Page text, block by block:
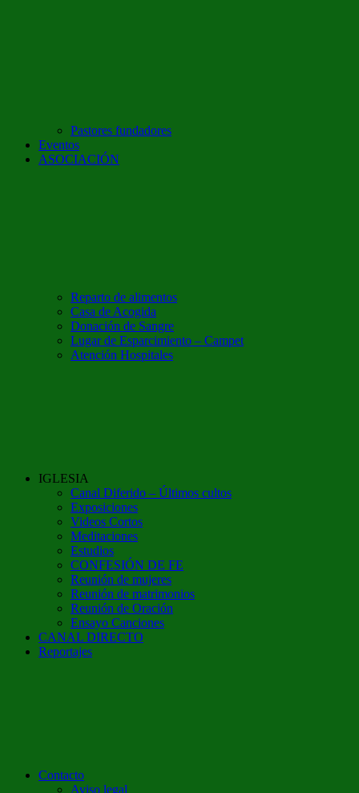
Pastores fundadores
Eventos
ASOCIACIÓN
Reparto de alimentos
Casa de Acogida
Donación de Sangre
Lugar de Esparcimiento – Campet
Atención Hospitales
IGLESIA
Canal Diferido – Últimos cultos
Exposiciones
Videos Cortos
Meditaciones
Estudios
CONFESIÓN DE FE
Reunión de mujeres
Reunión de matrimonios
Reunión de Oración
Ensayo Canciones
CANAL DIRECTO
Reportajes
Contacto
Aviso legal